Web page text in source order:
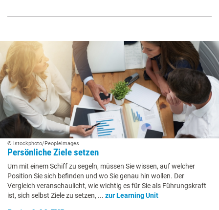
© istockphoto/PeopleImages
Persönliche Ziele setzen
Um mit einem Schiff zu segeln, müssen Sie wissen, auf welcher
Position Sie sich befinden und wo Sie genau hin wollen. Der
Vergleich veranschaulicht, wie wichtig es für Sie als Führungskraft
ist, sich selbst Ziele zu setzen, ... zur Learning Unit